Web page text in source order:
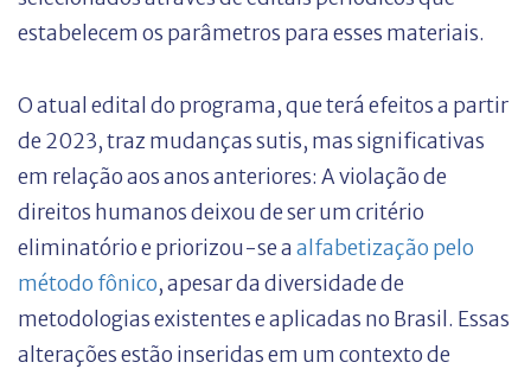
estabelecem os parâmetros para esses materiais.
O atual edital do programa, que terá efeitos a partir
de 2023, traz mudanças sutis, mas significativas
em relação aos anos anteriores: A violação de
direitos humanos deixou de ser um critério
eliminatório e priorizou-se a alfabetização pelo
método fônico, apesar da diversidade de
metodologias existentes e aplicadas no Brasil. Essas
alterações estão inseridas em um contexto de